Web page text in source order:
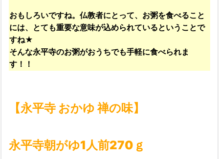
おもしろいですね。仏教者にとって、お粥を食べること
には、とても重要な意味が込められているということで
すね★
そんな永平寺のお粥がおうちでも手軽に食べられま
す！！
【永平寺 おかゆ 禅の味】
永平寺朝がゆ1人前270ｇ